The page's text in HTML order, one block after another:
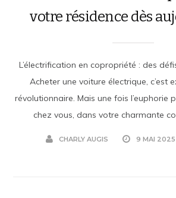
votre résidence dès
L’électrification en copropriété : des
Acheter une voiture électrique, c’est
révolutionnaire. Mais une fois l’euphorie
chez vous, dans votre charmante
CHARLY AUGIS 9 MAI 2025